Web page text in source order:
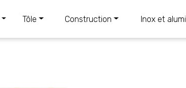
Tôle Construction Inox et